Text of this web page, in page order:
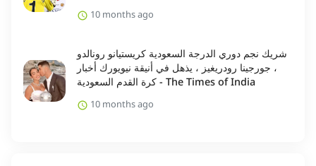
10 months ago
شريك نجم دوري الدرجة السعودية كريستيانو رونالدو
، جورجينا رودريغيز ، يذهل في أنيقة نيويورك أخبار
كرة القدم السعودية - The Times of India
10 months ago